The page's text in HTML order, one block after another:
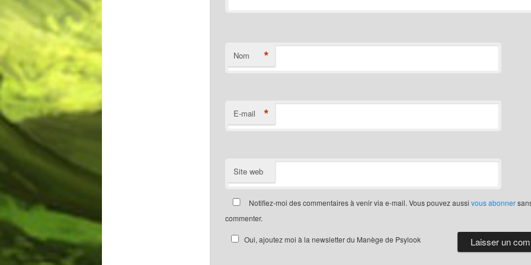
Nom *
E-mail *
Site web
Notifiez-moi des commentaires à venir via e-mail. Vous pouvez aussi vous abonner
commenter.
Oui, ajoutez moi à la newsletter du Manège de Psylook